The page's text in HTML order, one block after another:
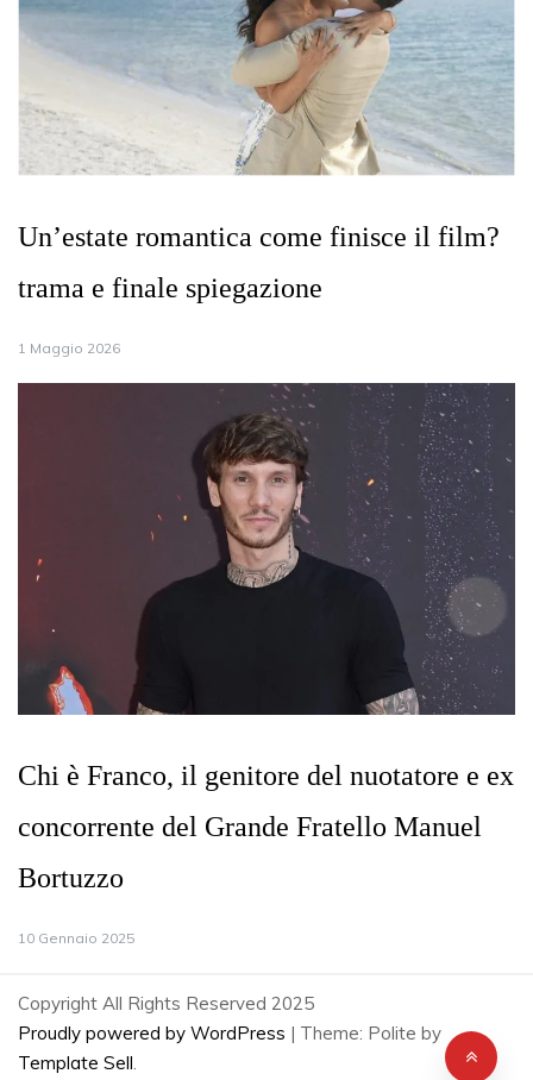
Un’estate romantica come finisce il film?
trama e finale spiegazione
1 Maggio 2026
Chi è Franco, il genitore del nuotatore e ex
concorrente del Grande Fratello Manuel
Bortuzzo
10 Gennaio 2025
Copyright All Rights Reserved 2025
Proudly powered by WordPress | Theme: Polite by
Template Sell